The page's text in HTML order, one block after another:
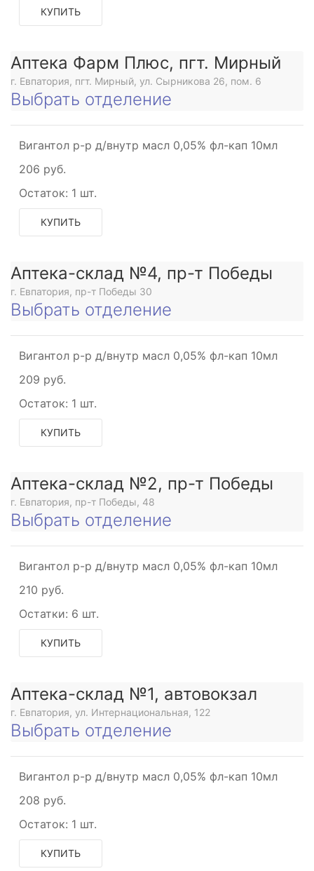
КУПИТЬ
Аптека Фарм Плюс, пгт. Мирный
г. Евпатория, пгт. Мирный, ул. Сырникова 26, пом. 6
Выбрать отделение
Вигантол р-р д/внутр масл 0,05% фл-кап 10мл
206 руб.
Остаток: 1 шт.
КУПИТЬ
Аптека-склад №4, пр-т Победы
г. Евпатория, пр-т Победы 30
Выбрать отделение
Вигантол р-р д/внутр масл 0,05% фл-кап 10мл
209 руб.
Остаток: 1 шт.
КУПИТЬ
Аптека-склад №2, пр-т Победы
г. Евпатория, пр-т Победы, 48
Выбрать отделение
Вигантол р-р д/внутр масл 0,05% фл-кап 10мл
210 руб.
Остатки: 6 шт.
КУПИТЬ
Аптека-склад №1, автовокзал
г. Евпатория, ул. Интернациональная, 122
Выбрать отделение
Вигантол р-р д/внутр масл 0,05% фл-кап 10мл
208 руб.
Остаток: 1 шт.
КУПИТЬ